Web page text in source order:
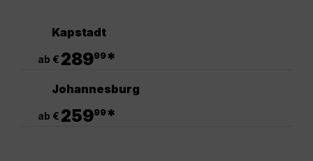
Kapstadt
ab € 28999*
Johannesburg
ab € 25999*